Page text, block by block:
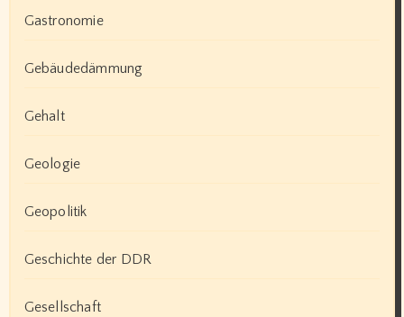
Gastronomie
Gebäudedämmung
Gehalt
Geologie
Geopolitik
Geschichte der DDR
Gesellschaft